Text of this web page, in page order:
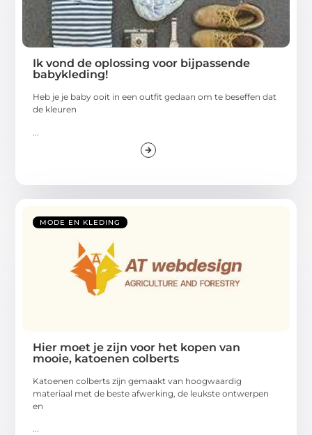
Ik vond de oplossing voor bijpassende
babykleding!
Heb je je baby ooit in een outfit gedaan om te beseffen dat
de kleuren
MODE EN KLEDING
Hier moet je zijn voor het kopen van
mooie, katoenen colberts
Katoenen colberts zijn gemaakt van hoogwaardig
materiaal met de beste afwerking, de leukste ontwerpen
en
...